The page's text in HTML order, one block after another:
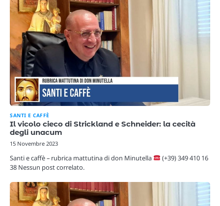
SANTI E CAFFÈ
Il vicolo cieco di Strickland e Schneider: la cecità
degli unacum
15 Novembre 2023
Santi e caffè – rubrica mattutina di don Minutella
(+39) 349 410 16
38 Nessun post correlato.